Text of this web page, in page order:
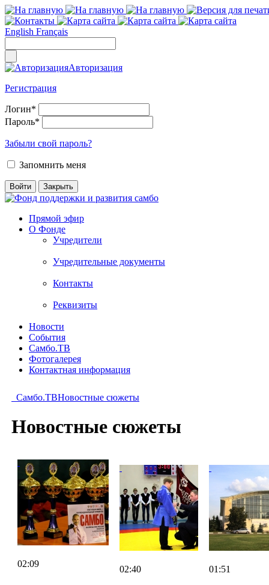
English Français
Авторизация
Регистрация
Логин*
Пароль*
Забыли свой пароль?
Запомнить меня
Прямой эфир
О Фонде
Учредители
Учредительные документы
Контакты
Реквизиты
Новости
События
Самбо.ТВ
Фотогалерея
Контактная информация
Самбо.ТВНовостные сюжеты
Новостные сюжеты
02:09
02:40 01:51